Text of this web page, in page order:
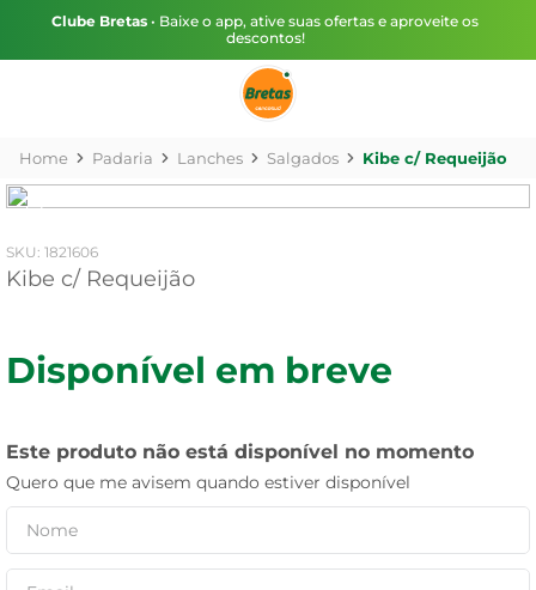
Clube Bretas • Baixe o app, ative suas ofertas e aproveite os
descontos!
Padaria Lanches Salgados Kibe c/ Requeijão
: 1821606
Kibe c/ Requeijão
Disponível em breve
Este produto não está disponível no momento
Quero que me avisem quando estiver disponível